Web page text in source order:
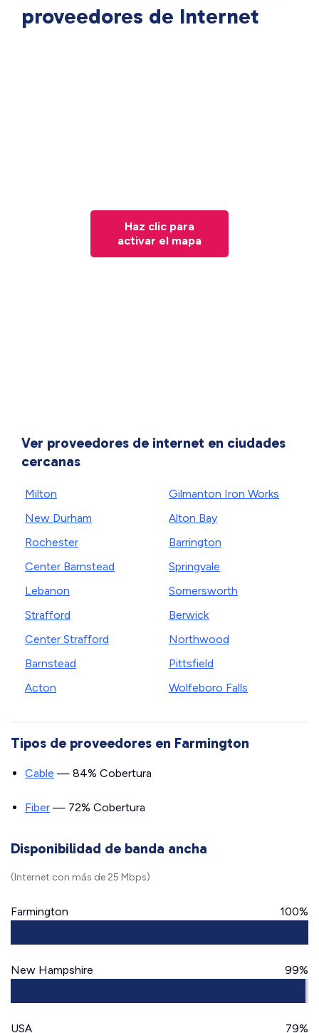
proveedores de Internet
Haz clic para
activar el mapa
Ver proveedores de internet en ciudades
cercanas
Milton
New Durham
Rochester
Center Barnstead
Lebanon
Strafford
Center Strafford
Barnstead
Acton
Gilmanton Iron Works
Alton Bay
Barrington
Springvale
Somersworth
Berwick
Northwood
Pittsfield
Wolfeboro Falls
Tipos de proveedores en Farmington
Cable — 84% Cobertura
Fiber — 72% Cobertura
Disponibilidad de banda ancha
(Internet con más de 25 Mbps)
Farmington 100%
New Hampshire 99%
USA 79%